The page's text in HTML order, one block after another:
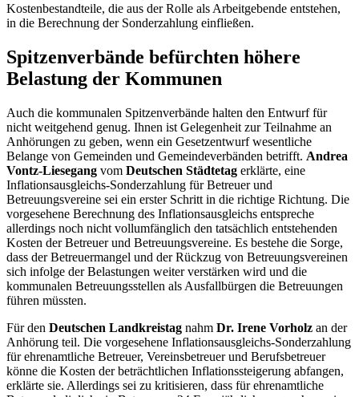
Kostenbestandteile, die aus der Rolle als Arbeitgebende entstehen,
in die Berechnung der Sonderzahlung einfließen.
Spitzenverbände befürchten höhere
Belastung der Kommunen
Auch die kommunalen Spitzenverbände halten den Entwurf für
nicht weitgehend genug. Ihnen ist Gelegenheit zur Teilnahme an
Anhörungen zu geben, wenn ein Gesetzentwurf wesentliche
Belange von Gemeinden und Gemeindeverbänden betrifft. Andrea
Vontz-Liesegang vom Deutschen Städtetag erklärte, eine
Inflationsausgleichs-Sonderzahlung für Betreuer und
Betreuungsvereine sei ein erster Schritt in die richtige Richtung. Die
vorgesehene Berechnung des Inflationsausgleichs entspreche
allerdings noch nicht vollumfänglich den tatsächlich entstehenden
Kosten der Betreuer und Betreuungsvereine. Es bestehe die Sorge,
dass der Betreuermangel und der Rückzug von Betreuungsvereinen
sich infolge der Belastungen weiter verstärken wird und die
kommunalen Betreuungsstellen als Ausfallbürgen die Betreuungen
führen müssten.
Für den Deutschen Landkreistag nahm Dr. Irene Vorholz an der
Anhörung teil. Die vorgesehene Inflationsausgleichs-Sonderzahlung
für ehrenamtliche Betreuer, Vereinsbetreuer und Berufsbetreuer
könne die Kosten der beträchtlichen Inflationssteigerung abfangen,
erklärte sie. Allerdings sei zu kritisieren, dass für ehrenamtliche